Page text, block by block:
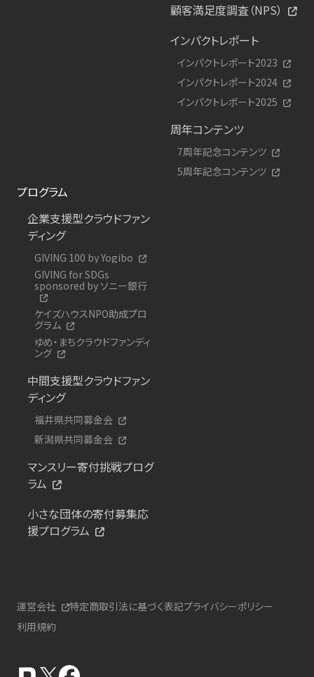
顧客満足度調査（NPS）
インパクトレポート
インパクトレポート2023
インパクトレポート2024
インパクトレポート2025
周年コンテンツ
7周年記念コンテンツ
5周年記念コンテンツ
プログラム
企業支援型クラウドファン
ディング
GIVING 100 by Yogibo
GIVING for SDGs
sponsored by ソニー銀行
ケイズハウスNPO助成プロ
グラム
ゆめ・まちクラウドファンディ
ング
中間支援型クラウドファン
ディング
福井県共同募金会
新潟県共同募金会
マンスリー寄付挑戦プログ
ラム
小さな団体の寄付募集応
援プログラム
運営会社 特定商取引法に基づく表記プライバシーポリシー
利用規約